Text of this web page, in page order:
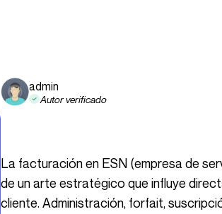
admin
Autor verificado
La facturación en ESN (empresa de servicios digitales) no es solo una cuestión de cifras. Se trata
de un arte estratégico que influye
cliente. Administración, forfait,